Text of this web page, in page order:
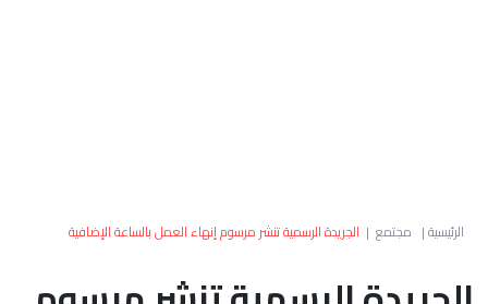
العالم
أعمدة
الرئيسية| مجتمع | الجريدة الرسمية تنشر مرسوم إنهاء العمل بالساعة الإضافية